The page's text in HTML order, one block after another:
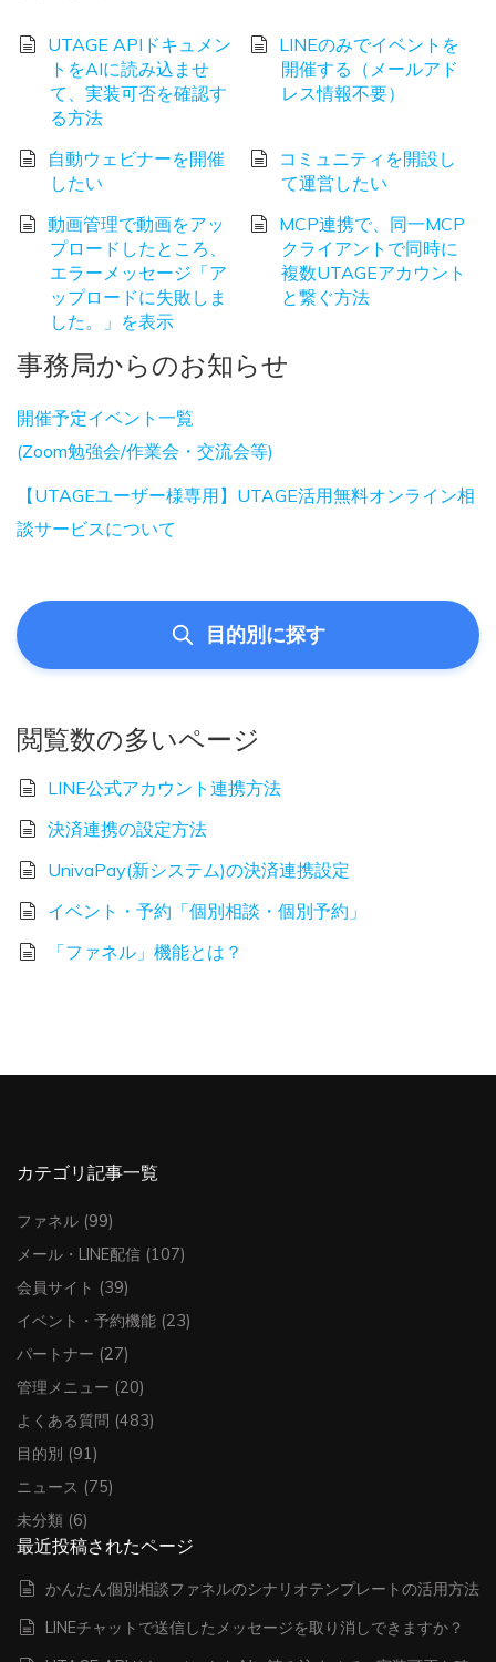
UTAGE APIドキュメン
トをAIに読み込ませ
て、実装可否を確認す
る方法
LINEのみでイベントを
開催する（メールアド
レス情報不要）
自動ウェビナーを開催
したい
コミュニティを開設し
て運営したい
動画管理で動画をアッ
プロードしたところ、
エラーメッセージ「ア
ップロードに失敗しま
した。」を表示
MCP連携で、同一MCP
クライアントで同時に
複数UTAGEアカウント
と繋ぐ方法
事務局からのお知らせ
開催予定イベント一覧
(Zoom勉強会/作業会・交流会等)
【UTAGEユーザー様専用】UTAGE活用無料オンライン相
談サービスについて
目的別に探す
閲覧数の多いページ
LINE公式アカウント連携方法
決済連携の設定方法
UnivaPay(新システム)の決済連携設定
イベント・予約「個別相談・個別予約」
「ファネル」機能とは？
カテゴリ記事一覧
ファネル (99)
メール・LINE配信 (107)
会員サイト (39)
イベント・予約機能 (23)
パートナー (27)
管理メニュー (20)
よくある質問 (483)
目的別 (91)
ニュース (75)
未分類 (6)
最近投稿されたページ
かんたん個別相談ファネルのシナリオテンプレートの活用方法
LINEチャットで送信したメッセージを取り消しできますか？